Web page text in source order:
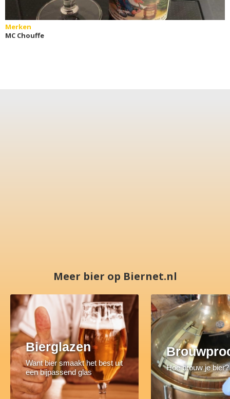
Merken
MC Chouffe
Meer bier op Biernet.nl
Bierglazen
Want bier smaakt het best uit
een bijpassend glas
Hoe brouw je bier?